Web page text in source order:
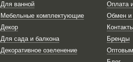
Для ванной
Мебельные комплектующие
Декор
Для сада и балкона
Декоративное озеленение
Оплата
Обмен и
Бренды